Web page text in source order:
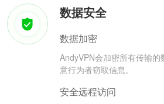
数据安全
数据加密
AndyVPN会加密所有传输
意行为者窃取信息。
安全远程访问